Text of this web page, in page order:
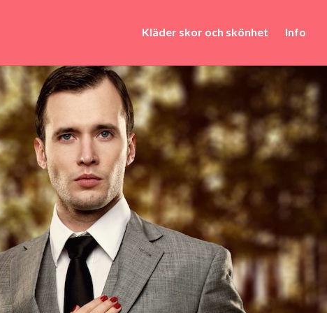
Kläder skor och skönhet Info